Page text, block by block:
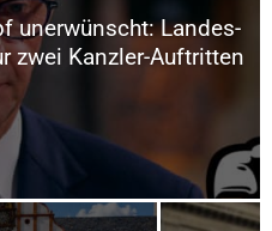
unerwünscht: Landes-
zwei Kanzler-Auftritten